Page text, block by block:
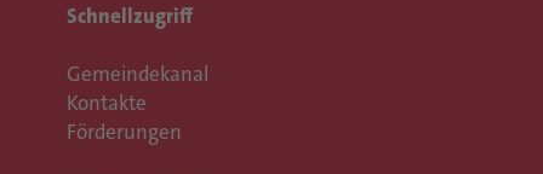
Schnellzugriff
Gemeindekanal
Kontakte
Förderungen